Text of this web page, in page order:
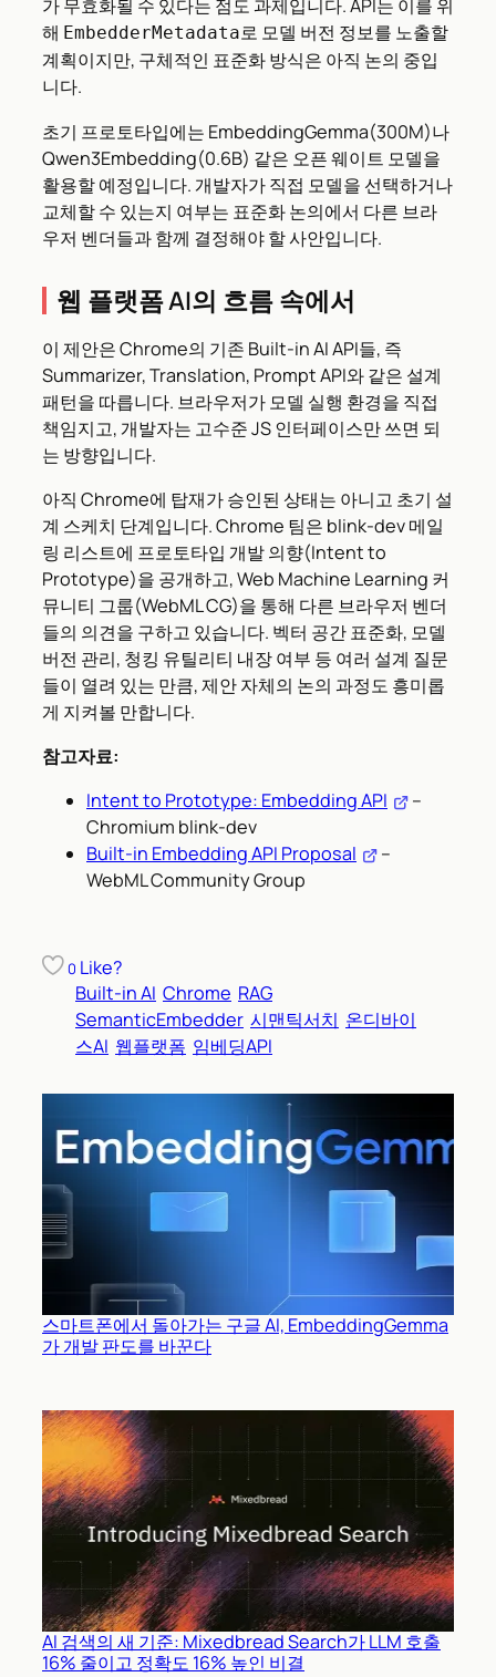
가 무효화될 수 있다는 점도 과제입니다. API는 이를 위
해 EmbedderMetadata로 모델 버전 정보를 노출할
계획이지만, 구체적인 표준화 방식은 아직 논의 중입
니다.
초기 프로토타입에는 EmbeddingGemma(300M)나
Qwen3Embedding(0.6B) 같은 오픈 웨이트 모델을
활용할 예정입니다. 개발자가 직접 모델을 선택하거나
교체할 수 있는지 여부는 표준화 논의에서 다른 브라
우저 벤더들과 함께 결정해야 할 사안입니다.
웹 플랫폼 AI의 흐름 속에서
이 제안은 Chrome의 기존 Built-in AI API들, 즉
Summarizer, Translation, Prompt API와 같은 설계
패턴을 따릅니다. 브라우저가 모델 실행 환경을 직접
책임지고, 개발자는 고수준 JS 인터페이스만 쓰면 되
는 방향입니다.
아직 Chrome에 탑재가 승인된 상태는 아니고 초기 설
계 스케치 단계입니다. Chrome 팀은 blink-dev 메일
링 리스트에 프로토타입 개발 의향(Intent to
Prototype)을 공개하고, Web Machine Learning 커
뮤니티 그룹(WebML CG)을 통해 다른 브라우저 벤더
들의 의견을 구하고 있습니다. 벡터 공간 표준화, 모델
버전 관리, 청킹 유틸리티 내장 여부 등 여러 설계 질문
들이 열려 있는 만큼, 제안 자체의 논의 과정도 흥미롭
게 지켜볼 만합니다.
참고자료:
Intent to Prototype: Embedding API
–
Chromium blink-dev
Built-in Embedding API Proposal
–
WebML Community Group
0 Like?
Built-in AI Chrome RAG
SemanticEmbedder 시맨틱서치 온디바이
스AI 웹플랫폼 임베딩API
스마트폰에서 돌아가는 구글 AI, EmbeddingGemma
가 개발 판도를 바꾼다
AI 검색의 새 기준: Mixedbread Search가 LLM 호출
16% 줄이고 정확도 16% 높인 비결